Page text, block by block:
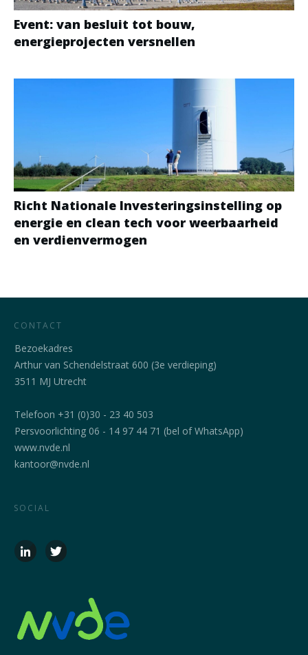
Event: van besluit tot bouw,
energieprojecten versnellen
Richt Nationale Investeringsinstelling op
energie en clean tech voor weerbaarheid
en verdienvermogen
CONTACT
Bezoekadres
Arthur van Schendelstraat 600 (3e verdieping)
3511 MJ Utrecht
Telefoon +31 (0)30 - 23 40 503
Persvoorlichting 06 - 14 97 44 71 (bel of WhatsApp)
www.nvde.nl
kantoor@nvde.nl
SOCIAL